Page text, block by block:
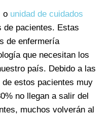
o unidad de cuidados
de pacientes. Estas
de enfermería
que necesitan los
país. Debido a las
estos pacientes muy
no llegan a salir del
muchos volverán al